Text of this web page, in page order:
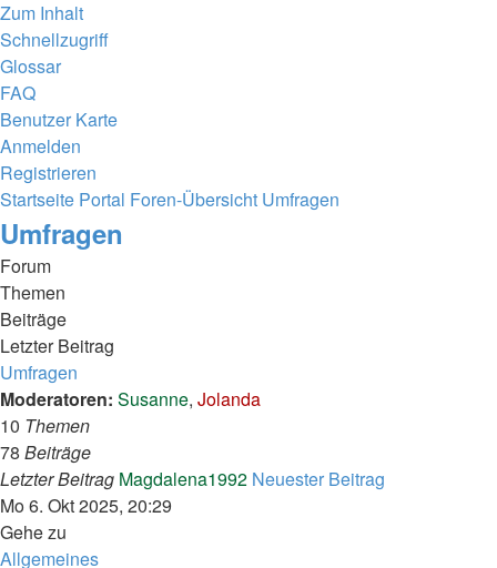
Zum Inhalt
Schnellzugriff
Glossar
FAQ
Benutzer Karte
Anmelden
Registrieren
Startseite Portal Foren-Übersicht Umfragen
Umfragen
Forum
Themen
Beiträge
Letzter Beitrag
Umfragen
Moderatoren: Susanne, Jolanda
10 Themen
78 Beiträge
Letzter Beitrag Magdalena1992 Neuester Beitrag
Mo 6. Okt 2025, 20:29
Gehe zu
Allgemeines